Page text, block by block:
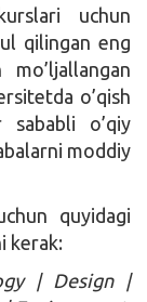
uchun
qilingan eng
o’qish
sababli o’qiy
moddiy
quyidagi
kerak:
| Design |